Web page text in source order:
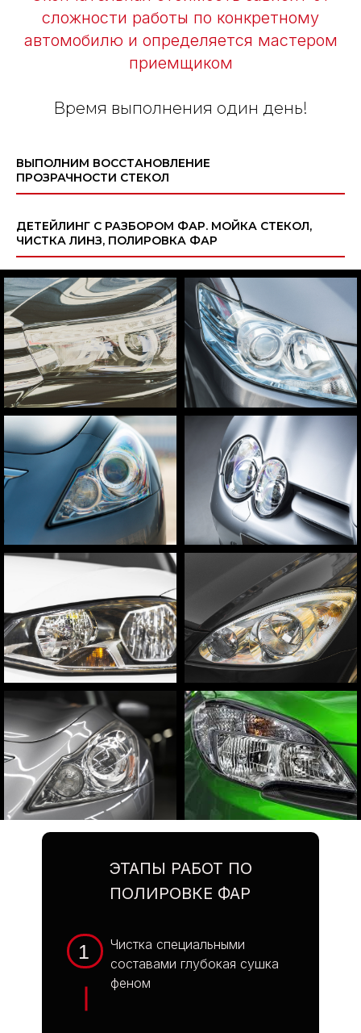
сложности работы по конкретному
автомобилю и определяется мастером
приемщиком
Время выполнения один день!
ВЫПОЛНИМ ВОССТАНОВЛЕНИЕ
ПРОЗРАЧНОСТИ СТЕКОЛ
ДЕТЕЙЛИНГ С РАЗБОРОМ ФАР. МОЙКА СТЕКОЛ,
ЧИСТКА ЛИНЗ, ПОЛИРОВКА ФАР
Чистка специальными
составами глубокая сушка
феном
ЭТАПЫ РАБОТ ПО
ПОЛИРОВКЕ ФАР
1
Консультация и
запись на приём
Ответим на вопросы по
стоимости и срокам ремонта,
запишем на удобное время
Ваш номер телефона
Модель, год или VIN
Соглашаюсь с политикой
конфиденциальности и
соглашением
Отправить